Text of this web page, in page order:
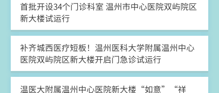
首批开设34个门诊科室 温州市中心医院双屿院区
新大楼试运行
补齐城西医疗短板！温州医科大学附属温州中心
医院双屿院区新大楼开启门急诊试运行
温医大附属温州中心医院新大楼“如意”“祥